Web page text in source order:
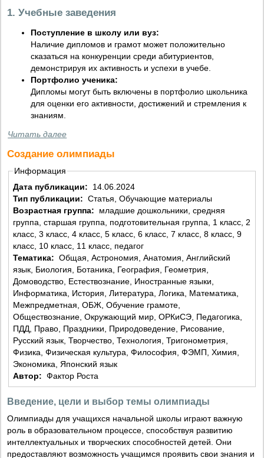
1. Учебные заведения
Поступление в школу или вуз:
Наличие дипломов и грамот может положительно
сказаться на конкуренции среди абитуриентов,
демонстрируя их активность и успехи в учебе.
Портфолио ученика:
Дипломы могут быть включены в портфолио школьника
для оценки его активности, достижений и стремления к
знаниям.
Читать далее
Создание олимпиады
Информация
Дата публикации:
14.06.2024
Тип публикации: Статья, Обучающие материалы
Возрастная группа:
группа, старшая группа, подготовительная группа, 1 класс, 2
класс, 3 класс, 4 класс, 5 класс, 6 класс, 7 класс, 8 класс, 9
класс, 10 класс, 11 класс, педагог
Тематика: Общая, Астрономия, Анатомия, Английский
язык, Биология, Ботаника, География, Геометрия,
Домоводство, Естествознание, Иностранные языки,
Информатика, История, Литература, Логика, Математика,
Межпредметная, ОБЖ, Обучение грамоте,
Обществознание, Окружающий мир, ОРКиСЭ, Педагогика,
ПДД, Право, Праздники, Природоведение, Рисование,
Русский язык, Творчество, Технология, Тригонометрия,
Физика, Физическая культура, Философия, ФЭМП, Химия,
Экономика, Японский язык
Автор: Фактор Роста
Введение, цели и выбор темы олимпиады
Олимпиады для учащихся начальной школы играют важную
роль в образовательном процессе, способствуя развитию
интеллектуальных и творческих способностей детей. Они
предоставляют возможность учащимся проявить свои знания и